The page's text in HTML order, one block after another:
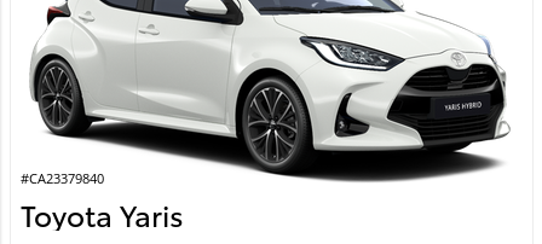
#CA23379840
Toyota Yaris